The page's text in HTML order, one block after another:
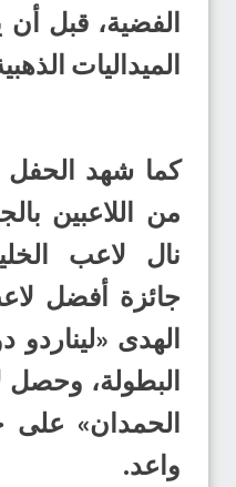
الفضية، قبل أن
الميداليات
كما شهد الحفل
من اللاعبين
نال لاعب
جائزة أفضل
الهدى «ليناردو
البطولة،
الحمدان»
واعد.